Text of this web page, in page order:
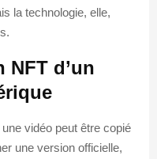
la technologie, elle,
d’un
vidéo peut être copié
une version officielle,